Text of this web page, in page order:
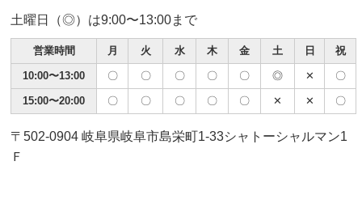
土曜日（◎）は9:00〜13:00まで
営業時間 月 火 水 木 金 土 日 祝
10:00〜13:00 〇 〇 〇 〇 〇 ◎ ✕ 〇
15:00〜20:00 〇 〇 〇 〇 〇 ✕ ✕ 〇
〒502-0904 岐阜県岐阜市島栄町1-33シャトーシャルマン1
Ｆ